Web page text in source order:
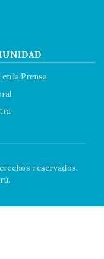
en la Prensa
reservados.